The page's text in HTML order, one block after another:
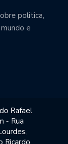
politica,
e
Rafael
- Rua
Ricardo